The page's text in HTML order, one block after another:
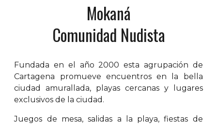
Mokaná
Comunidad Nudista
Fundadaen el año 2000 esta agrupación de
Cartagena promueve encuentros en la bella
ciudad amurallada, playas cercanas y lugares
exclusivos de laciudad.
Juegos de mesa, salidas a la playa, fiestas de